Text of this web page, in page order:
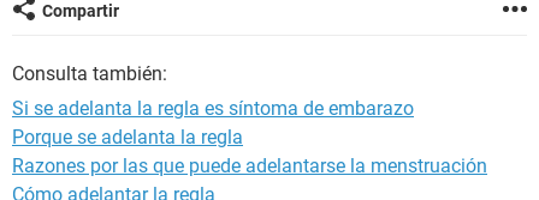
Compartir
Consulta también:
Si se adelanta la regla es síntoma de embarazo
Porque se adelanta la regla
Razones por las que puede adelantarse la menstruación
Cómo adelantar la regla